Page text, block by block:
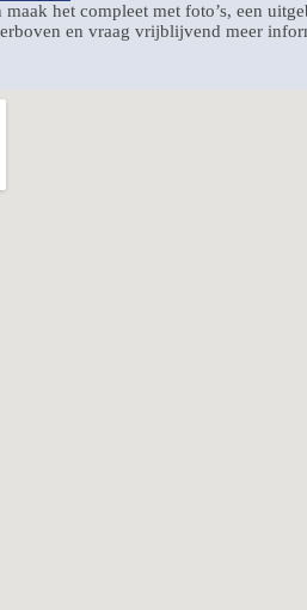
het compleet met foto’s, een
en vraag vrijblijvend meer